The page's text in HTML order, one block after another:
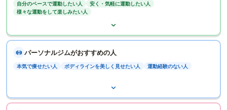
自分のペースで運動したい人
安く・気軽に運動したい人
様々な運動をして楽しみたい人
パーソナルジムがおすすめの人
本気で痩せたい人 ボディラインを美しく見せたい人 運動経験のない人